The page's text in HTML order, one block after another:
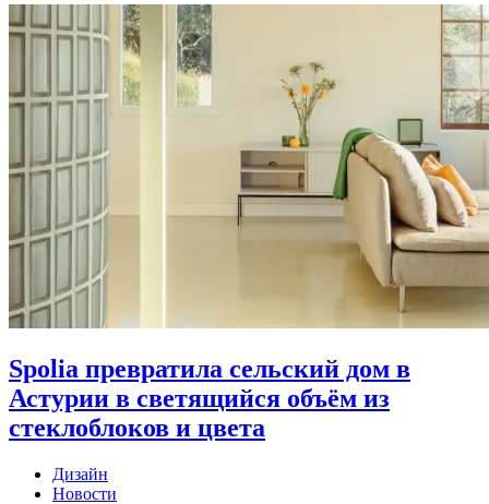
Spolia превратила сельский дом в
Астурии в светящийся объём из
стеклоблоков и цвета
Дизайн
Новости